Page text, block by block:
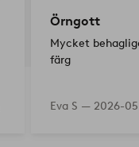
Örngott
Mycket
färg
Eva S — 2026-